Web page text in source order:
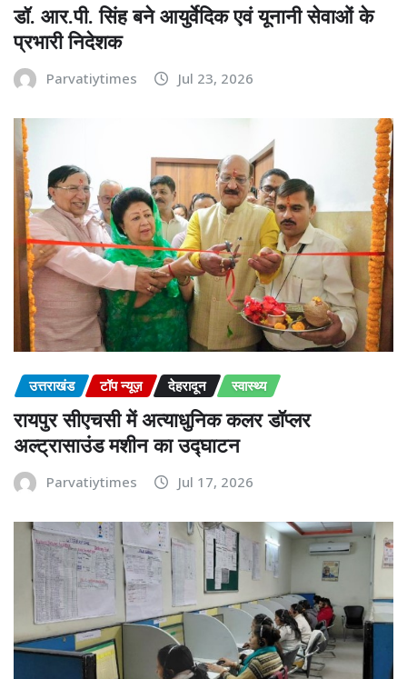
डॉ. आर.पी. सिंह बने आयुर्वेदिक एवं यूनानी सेवाओं के
प्रभारी निदेशक
Parvatiytimes Jul 23, 2026
उत्तराखंड टॉप न्यूज़ देहरादून स्वास्थ्य
रायपुर सीएचसी में अत्याधुनिक कलर डॉप्लर
अल्ट्रासाउंड मशीन का उद्घाटन
Parvatiytimes Jul 17, 2026